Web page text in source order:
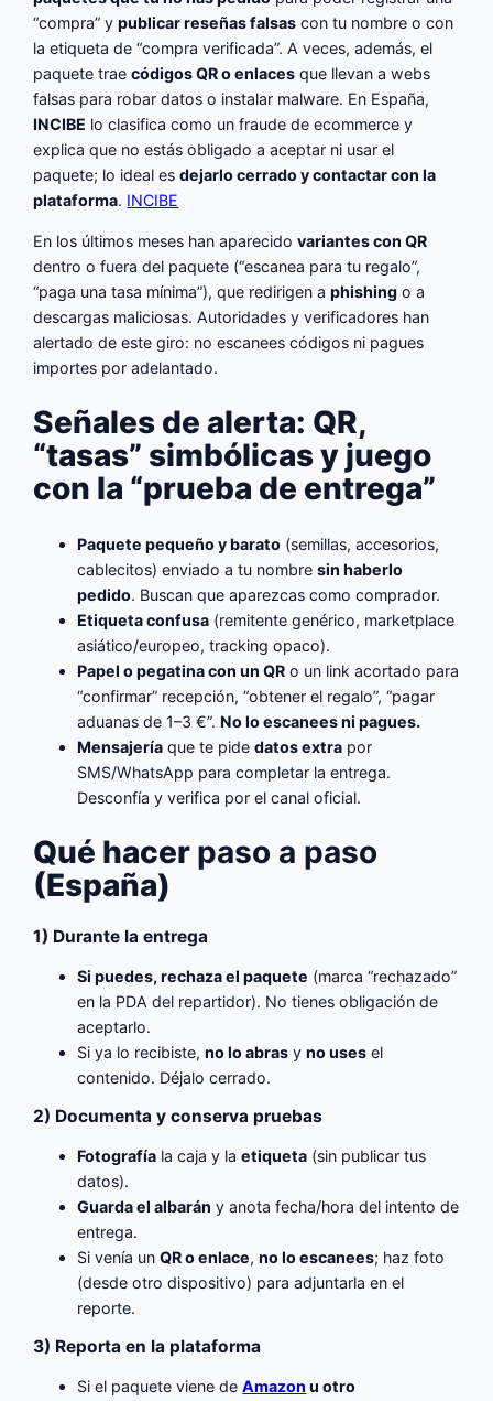
“compra” ypublicar reseñas falsas con tu nombre o con
la etiqueta de “compra verificada”. A veces, además, el
paquete traecódigos QR o enlaces que llevan a webs
falsas para robar datos o instalar malware. En España,
INCIBE lo clasifica como un fraude de ecommerce y
explica que no estás obligado a aceptar ni usar el
paquete; lo ideal esdejarlo cerrado y contactar con la
plataforma. INCIBE
En los últimos meses han aparecidovariantes con QR
dentro o fuera del paquete (“escanea para tu regalo”,
“paga una tasa mínima”), que redirigen aphishing o a
descargas maliciosas. Autoridades y verificadores han
alertado de este giro: no escanees códigos ni pagues
importes por adelantado.
Señales de alerta: QR,
“tasas” simbólicas y juego
con la “prueba de entrega”
Paquete pequeño y barato (semillas, accesorios,
cablecitos) enviado a tu nombresin haberlo
pedido. Buscan que aparezcas como comprador.
Etiqueta confusa (remitente genérico, marketplace
asiático/europeo, tracking opaco).
Papel o pegatina con un QR o un link acortado para
“confirmar” recepción, “obtener el regalo”, “pagar
aduanas de 1–3 €”.No lo escanees ni pagues.
Mensajería que te pidedatos extra por
SMS/WhatsApp para completar la entrega.
Desconfía y verifica por el canal oficial.
Qué hacer paso a paso
(España)
1) Durante la entrega
Si puedes, rechaza el paquete (marca “rechazado”
en la PDA del repartidor). No tienes obligación de
aceptarlo.
Si ya lo recibiste,no lo abras yno uses el
contenido. Déjalo cerrado.
2) Documenta y conserva pruebas
Fotografía la caja y laetiqueta (sin publicar tus
datos).
Guarda el albarán y anota fecha/hora del intento de
entrega.
Si venía unQR o enlace,no lo escanees; haz foto
(desde otro dispositivo) para adjuntarla en el
reporte.
3) Reporta en la plataforma
Si el paquete viene deAmazon u otro